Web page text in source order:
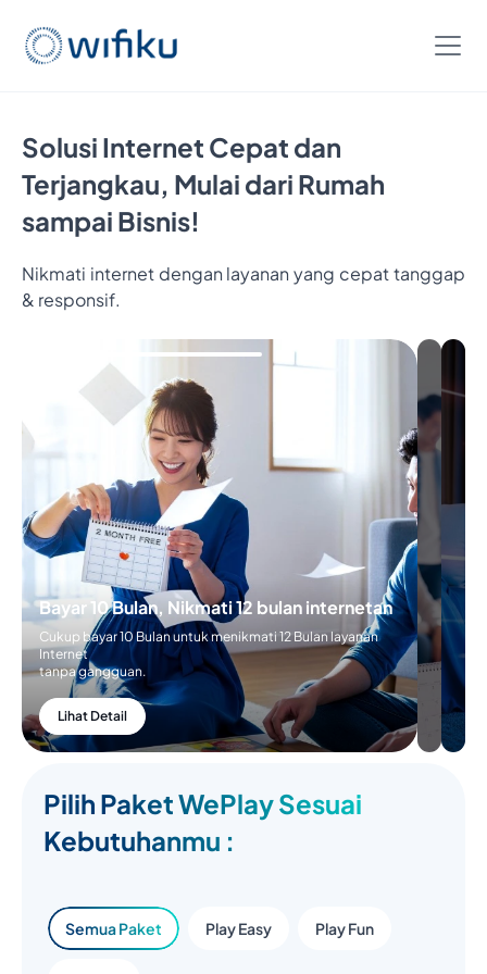
Solusi Internet Cepat dan
Terjangkau, Mulai dari Rumah
sampai Bisnis!
Nikmati internet dengan layanan yang cepat tanggap
& responsif.
Bayar 10 Bulan, Nikmati 12 bulan internetan
Cukup bayar 10 Bulan untuk menikmati 12 Bulan layanan
Internet
tanpa gangguan.
Lihat Detail
Pilih Paket WePlay Sesuai
Kebutuhanmu :
Semua Paket Play Easy Play Fun